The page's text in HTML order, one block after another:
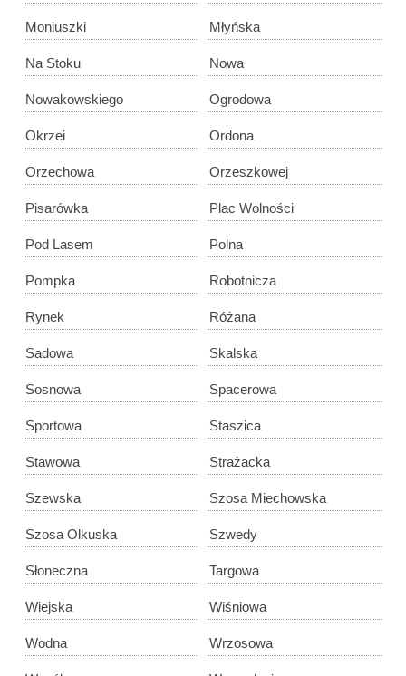
Moniuszki Młyńska
Na Stoku Nowa
Nowakowskiego Ogrodowa
Okrzei Ordona
Orzechowa Orzeszkowej
Pisarówka Plac Wolności
Pod Lasem Polna
Pompka Robotnicza
Rynek Różana
Sadowa Skalska
Sosnowa Spacerowa
Sportowa Staszica
Stawowa Strażacka
Szewska Szosa Miechowska
Szosa Olkuska Szwedy
Słoneczna Targowa
Wiejska Wiśniowa
Wodna Wrzosowa